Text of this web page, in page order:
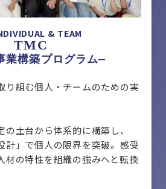
& TEAM
TMC
業構築プログラム–
り組む個人・チームのための実
土台から体系的に構築し、
計」で個人の限界を突破。感受
材の特性を組織の強みへと転換